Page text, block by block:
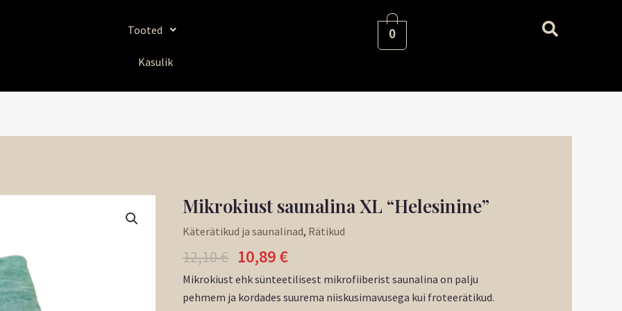
Tooted
Kasulik
0
Mikrokiust saunalina XL “Helesinine”
Käterätikud ja saunalinad, Rätikud
12,10€
Algne
oli:
12,10 €.
10,89€
Praegune
on:
10,89 €.
Mikrokiust ehk sünteetilisest mikrofiiberist saunalina on palju
pehmem ja kordades suurema niiskusimavusega kui froteerätikud.